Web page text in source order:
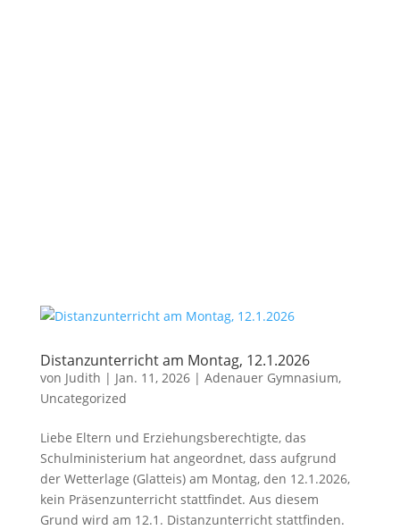
Distanzunterricht am Montag, 12.1.2026
von Judith | Jan. 11, 2026| Adenauer Gymnasium,
Uncategorized
Liebe Eltern und Erziehungsberechtigte, das
Schulministerium hat angeordnet, dass aufgrund
der Wetterlage (Glatteis) am Montag, den 12.1.2026,
kein Präsenzunterricht stattfindet. Aus diesem
Grund wird am 12.1. Distanzunterricht stattfinden.